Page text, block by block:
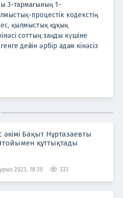
3-тармағының 1-
процестік кодекстің
қылмыстық құқық
соттың заңды күшіне
дейін әрбір адам кінәсіз
Бақыт Нұртазаевты
құттықтады
2023, 18:30 333